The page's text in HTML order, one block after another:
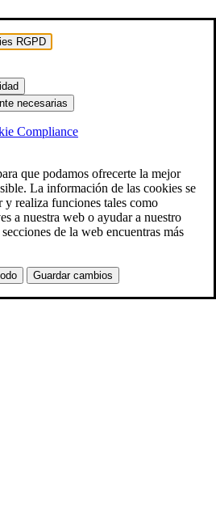
RGPD
necesarias
Compliance
que podamos ofrecerte la mejor
La información de las cookies se
y realiza funciones tales como
a nuestra web o ayudar a nuestro
de la web encuentras más
Guardar cambios